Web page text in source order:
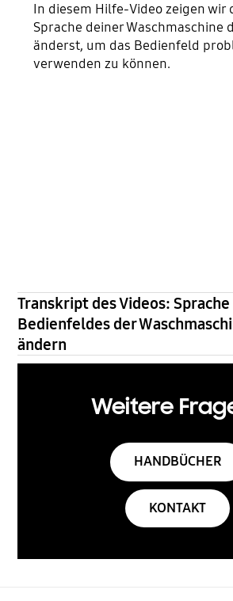
In diesem Hilfe-Video zeigen wir
Sprache deiner Waschmaschine
änderst, um das Bedienfeld
verwenden zu können.
Transkript des Videos: Sprache
Bedienfeldes der
ändern
Weitere
HANDBÜCHER
KONTAKT